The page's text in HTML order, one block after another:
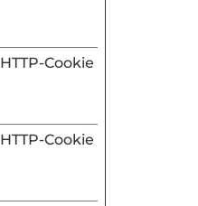
HTTP-Cookie
HTTP-Cookie